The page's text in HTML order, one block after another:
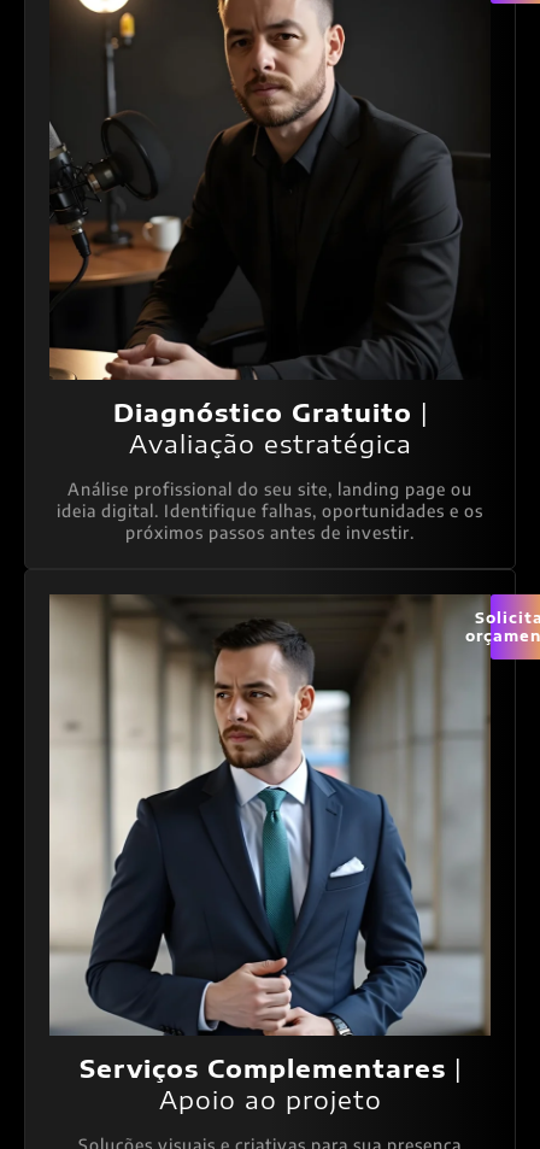
Diagnóstico Gratuito |
Avaliação estratégica
Análise profissional do seu site, landing page ou
ideia digital. Identifique falhas, oportunidades e os
próximos passos antes de investir.
Serviços Complementares |
Apoio ao projeto
Soluções visuais e criativas para sua presença